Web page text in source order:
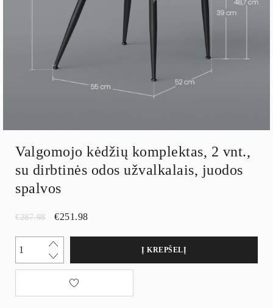
Valgomojo kėdžių komplektas, 2 vnt.,
su dirbtinės odos užvalkalais, juodos
spalvos
€287.98 €251.98
Į KREPŠELĮ